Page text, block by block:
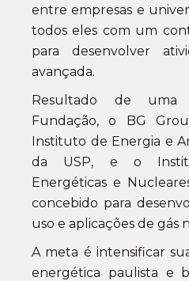
entre empresas e
todos eles com um
para desenvolver
avançada.
Resultado de
Fundação, o BG
Instituto de Energia e
da USP, e o
Energéticas e
concebido para
uso e aplicações de gás
A meta é intensificar
energética paulista e